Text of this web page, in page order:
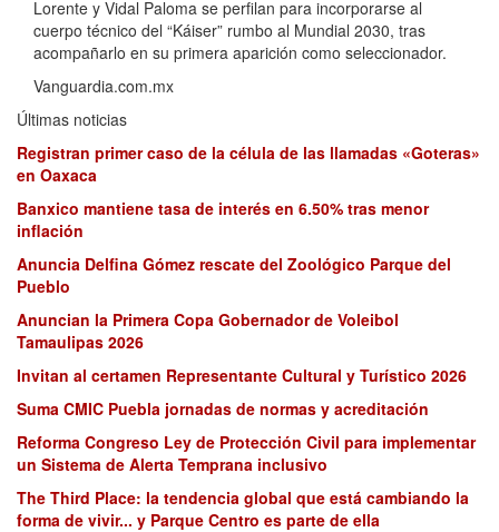
Lorente y Vidal Paloma se perfilan para incorporarse al
cuerpo técnico del “Káiser” rumbo al Mundial 2030, tras
acompañarlo en su primera aparición como seleccionador.
Vanguardia.com.mx
Últimas noticias
Registran primer caso de la célula de las llamadas «Goteras»
en Oaxaca
Banxico mantiene tasa de interés en 6.50% tras menor
inflación
Anuncia Delfina Gómez rescate del Zoológico Parque del
Pueblo
Anuncian la Primera Copa Gobernador de Voleibol
Tamaulipas 2026
Invitan al certamen Representante Cultural y Turístico 2026
Suma CMIC Puebla jornadas de normas y acreditación
Reforma Congreso Ley de Protección Civil para implementar
un Sistema de Alerta Temprana inclusivo
The Third Place: la tendencia global que está cambiando la
forma de vivir... y Parque Centro es parte de ella